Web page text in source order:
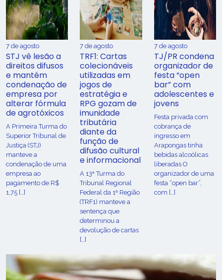
7 de agosto
STJ vê lesão a
direitos difusos
e mantém
condenação de
empresa por
alterar fórmula
de agrotóxicos
​A Primeira Turma do
Superior Tribunal de
Justiça (STJ)
manteve a
condenação de uma
empresa ao
pagamento de R$
1,75 […]
7 de agosto
TRF1: Cartas
colecionáveis
utilizadas em
jogos de
estratégia e
RPG gozam de
imunidade
tributária
diante da
função de
difusão cultural
e informacional
A 13ª Turma do
Tribunal Regional
Federal da 1ª Região
(TRF1) manteve a
sentença que
determinou a
devolução de cartas
[…]
7 de agosto
TJ/PR condena
organizador de
festa “open
bar” com
adolescentes e
jovens
Festa privada com
cobrança de
ingresso em
Arapongas tinha
bebidas alcoólicas
liberadas O
organizador de uma
festa “open bar”,
com […]